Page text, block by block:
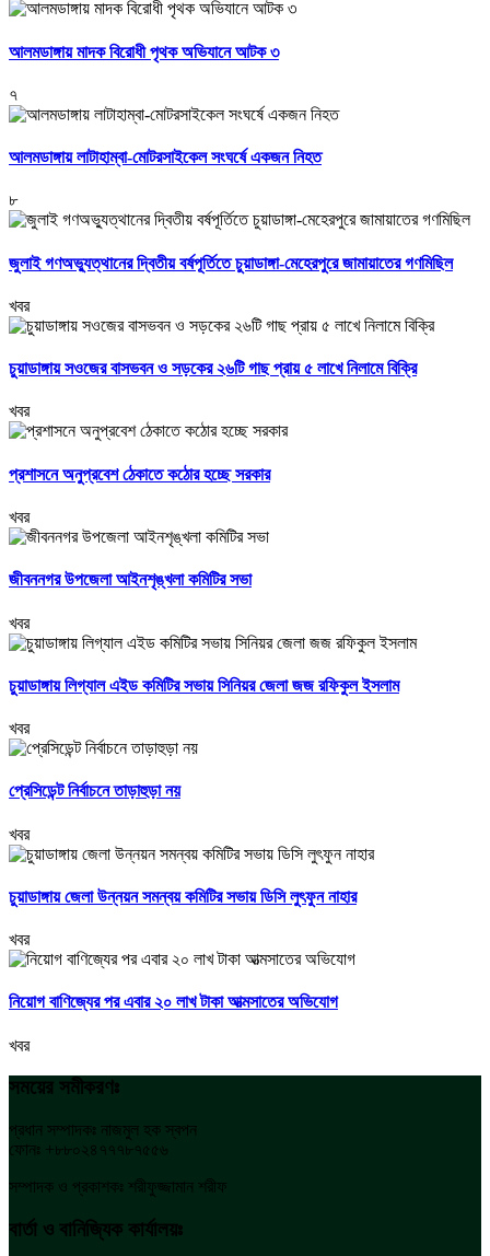
আলমডাঙ্গায় মাদক বিরোধী পৃথক অভিযানে আটক ৩
৭
আলমডাঙ্গায় লাটাহাম্বা-মোটরসাইকেল সংঘর্ষে একজন নিহত
৮
জুলাই গণঅভ্যুত্থানের দ্বিতীয় বর্ষপূর্তিতে চুয়াডাঙ্গা-মেহেরপুরে জামায়াতের গণমিছিল
খবর
চুয়াডাঙ্গায় সওজের বাসভবন ও সড়কের ২৬টি গাছ প্রায় ৫ লাখে নিলামে বিক্রি
খবর
প্রশাসনে অনুপ্রবেশ ঠেকাতে কঠোর হচ্ছে সরকার
খবর
জীবননগর উপজেলা আইনশৃঙ্খলা কমিটির সভা
খবর
চুয়াডাঙ্গায় লিগ্যাল এইড কমিটির সভায় সিনিয়র জেলা জজ রফিকুল ইসলাম
খবর
প্রেসিডেন্ট নির্বাচনে তাড়াহুড়া নয়
খবর
চুয়াডাঙ্গায় জেলা উন্নয়ন সমন্বয় কমিটির সভায় ডিসি লুৎফুন নাহার
খবর
নিয়োগ বাণিজ্যের পর এবার ২০ লাখ টাকা আত্মসাতের অভিযোগ
খবর
সময়ের সমীকরণঃ
প্রধান সম্পাদকঃ নাজমুল হক স্বপন
ফোনঃ +৮৮০২৪৭৭৭৮৭৫৫৬
সম্পাদক ও প্রকাশকঃ শরীফুজ্জামান শরীফ
বার্তা ও বানিজ্যিক কার্যালয়ঃ